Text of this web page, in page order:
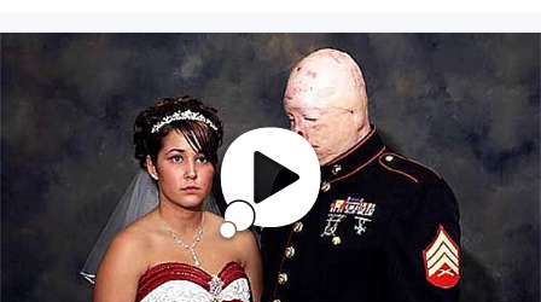
материнства.